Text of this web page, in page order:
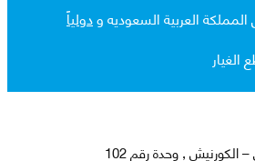
العربية السعوديه ودولياً